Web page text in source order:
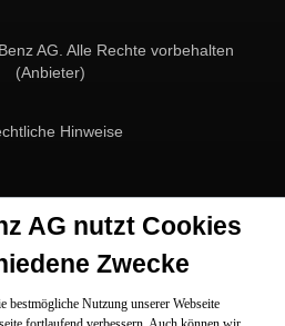
AG. Alle Rechte vorbehalten
(Anbieter)
Hinweise
AG nutzt Cookies
Zwecke
bestmögliche Nutzung unserer Webseite